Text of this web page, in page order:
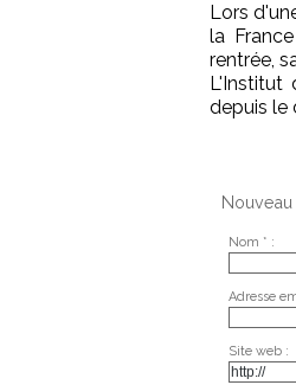
Lors
la
rentrée,
L'Institut
depuis le
Nom * :
Adresse
Site web :